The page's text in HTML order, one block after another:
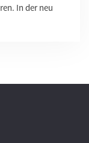
In der neu